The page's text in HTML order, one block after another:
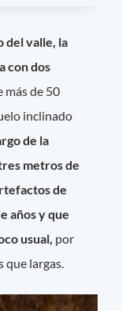
del valle, la
con dos
más de 50
inclinado
de la
metros de
de
años y que
usual, por
largas.